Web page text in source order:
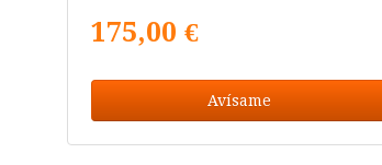
175,00 €
Avísame